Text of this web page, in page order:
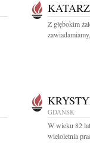
Z głębokim
GDAŃSK
W wieku 82
wieloletnia